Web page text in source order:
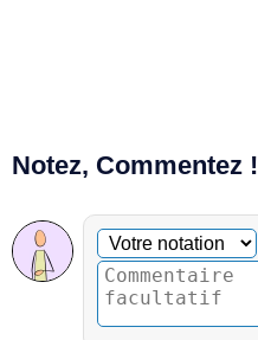
Notez, Commentez !
Commentaire facultatif
Votre notation